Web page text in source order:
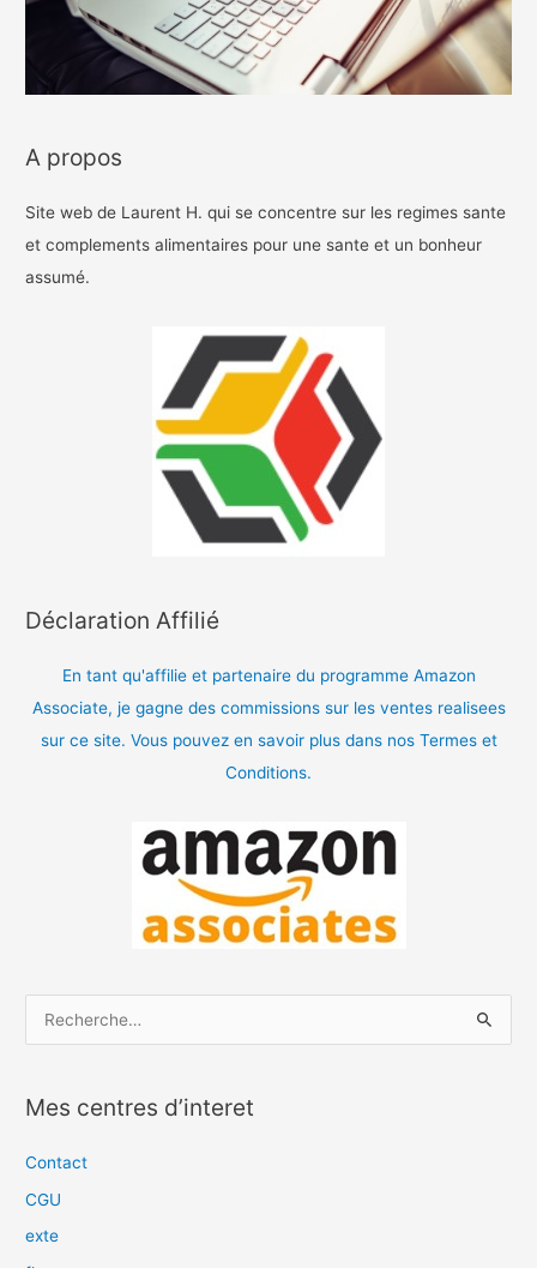
A propos
Site web de Laurent H. qui se concentre sur les regimes sante
et complements alimentaires pour une sante et un bonheur
assumé.
Déclaration Affilié
En tant qu'affilie et partenaire du programme Amazon
Associate, je gagne des commissions sur les ventes realisees
sur ce site. Vous pouvez en savoir plus dans nos Termes et
Conditions.
h
e
Mes centres d’interet
Contact
CGU
exte